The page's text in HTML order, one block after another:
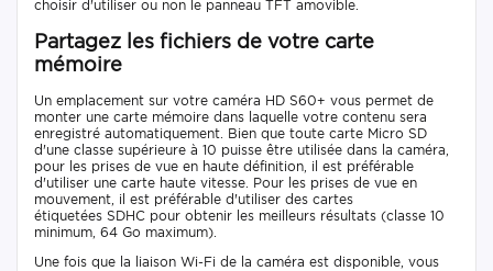
choisir d'utiliser ou non le panneau TFT amovible.
Partagez les fichiers de votre carte
mémoire
Un emplacement sur votre caméra HD S60+ vous permet de
monter une carte mémoire dans laquelle votre contenu sera
enregistré automatiquement. Bien que toute carte Micro SD
d'une classe supérieure à 10 puisse être utilisée dans la caméra,
pour les prises de vue en haute définition, il est préférable
d'utiliser une carte haute vitesse. Pour les prises de vue en
mouvement, il est préférable d'utiliser des cartes
étiquetées SDHC pour obtenir les meilleurs résultats (classe 10
minimum, 64 Go maximum).
Une fois que la liaison Wi-Fi de la caméra est disponible, vous